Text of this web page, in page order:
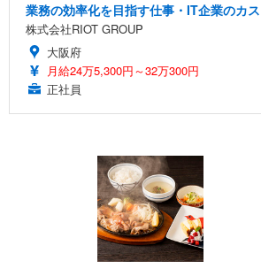
業務の効率化を目指す仕事・IT企業のカ
株式会社RIOT GROUP
大阪府
月給24万5,300円～32万300円
正社員